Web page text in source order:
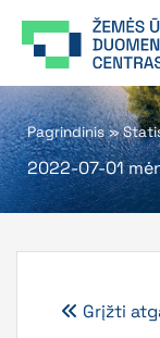
prie
Pagrindinis»
2022-07-01
Grįžti